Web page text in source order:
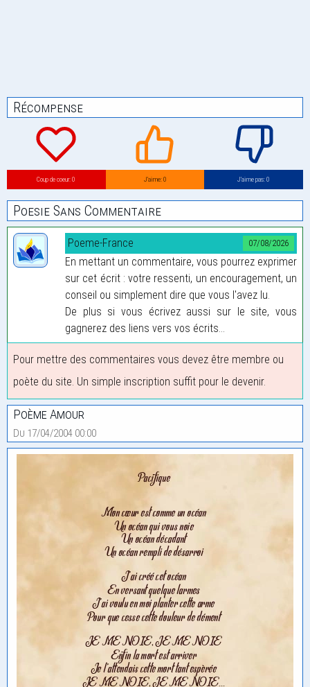
Récompense
Coup de coeur: 0 J’aime: 0 J’aime pas: 0
Poesie Sans Commentaire
07/08/2026
Poeme-France
En mettant un commentaire, vous pourrez exprimer
sur cet écrit : votre ressenti, un encouragement, un
conseil ou simplement dire que vous l'avez lu.
De plus si vous écrivez aussi sur le site, vous
gagnerez des liens vers vos écrits...
Pour mettre des commentaires vous devez être membre ou
poète du site. Un simple inscription suffit pour le devenir.
Poème Amour
Du 17/04/2004 00:00